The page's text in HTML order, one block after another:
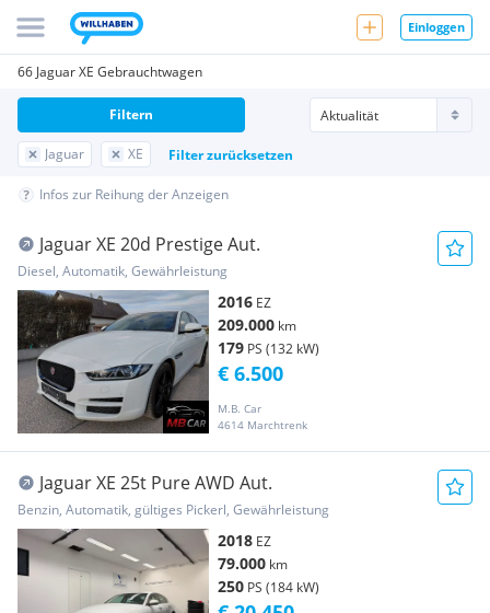
Einloggen
66 Jaguar XE Gebrauchtwagen
Jaguar XE Filter zurücksetzen
Filtern
Infos zur Reihung der Anzeigen
Jaguar XE 20d Prestige Aut.
Diesel, Automatik, Gewährleistung
2016 EZ
209.000 km
179 PS (132 kW)
M.B. Car
4614 Marchtrenk
€ 6.500
Jaguar XE 25t Pure AWD Aut.
Benzin, Automatik, gültiges Pickerl, Gewährleistung
2018 EZ
79.000 km
250 PS (184 kW)